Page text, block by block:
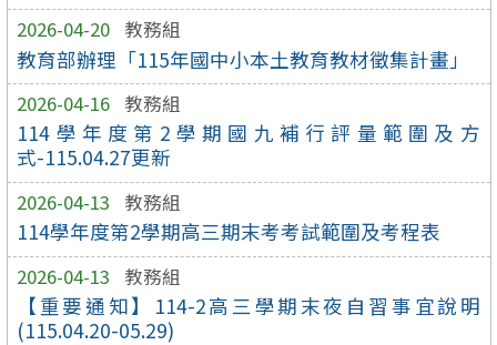
2026-04-20 教務組
教育部辦理「115年國中小本土教育教材徵集計畫」
2026-04-16 教務組
114學年度第2學期國九補行評量範圍及方
式-115.04.27更新
2026-04-13 教務組
114學年度第2學期高三期末考考試範圍及考程表
2026-04-13 教務組
【重要通知】114-2高三學期末夜自習事宜說明
(115.04.20-05.29)